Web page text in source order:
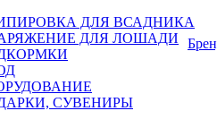
ДЛЯ ВСАДНИКА
ДЛЯ ЛОШАДИ
СУВЕНИРЫ